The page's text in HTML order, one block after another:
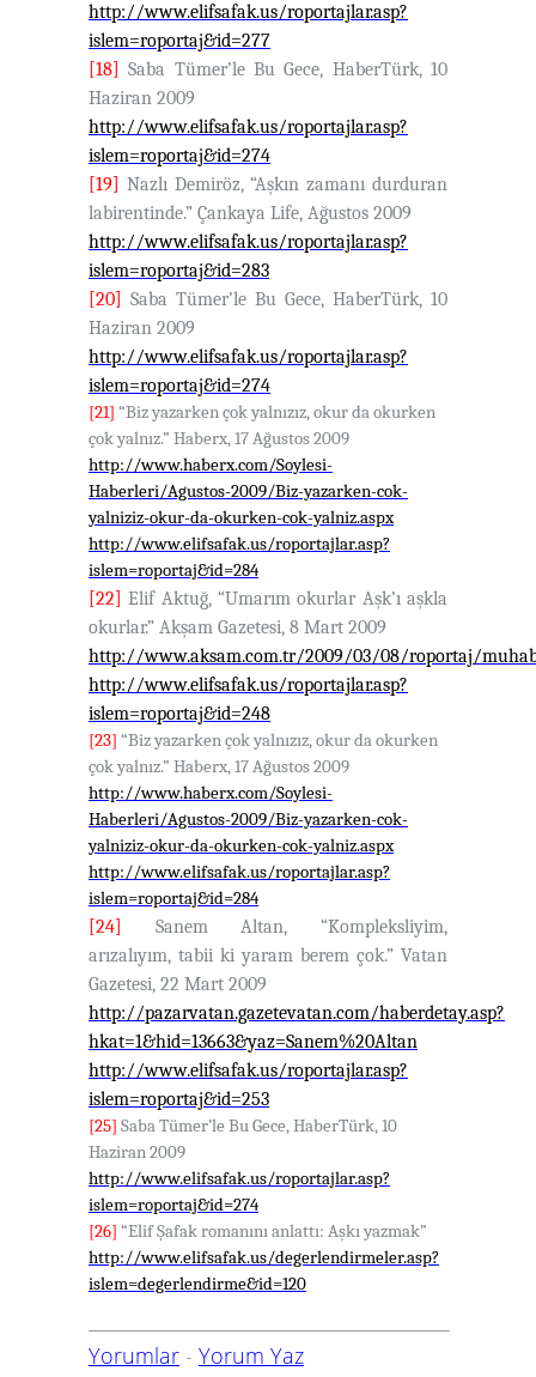
http://www.elifsafak.us/roportajlar.asp?
islem=roportaj&id=277
[18] Saba Tümer’le Bu Gece, HaberTürk, 10
Haziran 2009
http://www.elifsafak.us/roportajlar.asp?
islem=roportaj&id=274
[19] Nazlı Demiröz, “Aşkın zamanı durduran
labirentinde.” Çankaya Life, Ağustos 2009
http://www.elifsafak.us/roportajlar.asp?
islem=roportaj&id=283
[20] Saba Tümer’le Bu Gece, HaberTürk, 10
Haziran 2009
http://www.elifsafak.us/roportajlar.asp?
islem=roportaj&id=274
[21] “Biz yazarken çok yalnızız, okur da okurken
çok yalnız.” Haberx, 17 Ağustos 2009
http://www.haberx.com/Soylesi-
Haberleri/Agustos-2009/Biz-yazarken-cok-
yalniziz-okur-da-okurken-cok-yalniz.aspx
http://www.elifsafak.us/roportajlar.asp?
islem=roportaj&id=284
[22] Elif Aktuğ, “Umarım okurlar Aşk’ı aşkla
okurlar.” Akşam Gazetesi, 8 Mart 2009
http://www.aksam.com.tr/2009/03/08/roportaj/
http://www.elifsafak.us/roportajlar.asp?
islem=roportaj&id=248
[23] “Biz yazarken çok yalnızız, okur da okurken
çok yalnız.” Haberx, 17 Ağustos 2009
http://www.haberx.com/Soylesi-
Haberleri/Agustos-2009/Biz-yazarken-cok-
yalniziz-okur-da-okurken-cok-yalniz.aspx
http://www.elifsafak.us/roportajlar.asp?
islem=roportaj&id=284
[24]
Sanem Altan, “Kompleksliyim,
arızalıyım, tabii ki yaram berem çok.” Vatan
Gazetesi, 22 Mart 2009
http://pazarvatan.gazetevatan.com/haberdetay.asp?
hkat=1&hid=13663&yaz=Sanem%20Altan
http://www.elifsafak.us/roportajlar.asp?
islem=roportaj&id=253
[25] Saba Tümer’le Bu Gece, HaberTürk, 10
Haziran 2009
http://www.elifsafak.us/roportajlar.asp?
islem=roportaj&id=274
[26] “Elif Şafak romanını anlattı: Aşkı yazmak”
http://www.elifsafak.us/degerlendirmeler.asp?
islem=degerlendirme&id=120
Yorumlar - Yorum Yaz